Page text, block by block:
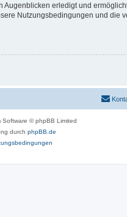
erledigt und
Nutzungsbedingungen und die
Software © phpBB Limited
durch phpBB.de